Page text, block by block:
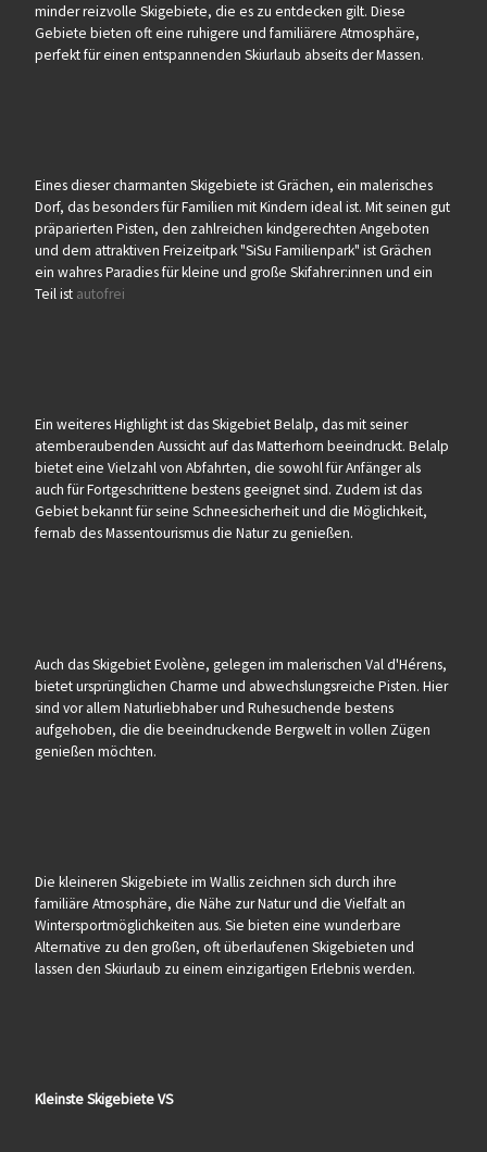
minder reizvolle Skigebiete, die es zu entdecken gilt. Diese
Gebiete bieten oft eine ruhigere und familiärere Atmosphäre,
perfekt für einen entspannenden Skiurlaub abseits der Massen.
Eines dieser charmanten Skigebiete ist Grächen, ein malerisches
Dorf, das besonders für Familien mit Kindern ideal ist. Mit seinen gut
präparierten Pisten, den zahlreichen kindgerechten Angeboten
und dem attraktiven Freizeitpark "SiSu Familienpark" ist Grächen
ein wahres Paradies für kleine und große Skifahrer:innen und ein
Teil ist autofrei
Ein weiteres Highlight ist das Skigebiet Belalp, das mit seiner
atemberaubenden Aussicht auf das Matterhorn beeindruckt. Belalp
bietet eine Vielzahl von Abfahrten, die sowohl für Anfänger als
auch für Fortgeschrittene bestens geeignet sind. Zudem ist das
Gebiet bekannt für seine Schneesicherheit und die Möglichkeit,
fernab des Massentourismus die Natur zu genießen.
Auch das Skigebiet Evolène, gelegen im malerischen Val d'Hérens,
bietet ursprünglichen Charme und abwechslungsreiche Pisten. Hier
sind vor allem Naturliebhaber und Ruhesuchende bestens
aufgehoben, die die beeindruckende Bergwelt in vollen Zügen
genießen möchten.
Die kleineren Skigebiete im Wallis zeichnen sich durch ihre
familiäre Atmosphäre, die Nähe zur Natur und die Vielfalt an
Wintersportmöglichkeiten aus. Sie bieten eine wunderbare
Alternative zu den großen, oft überlaufenen Skigebieten und
lassen den Skiurlaub zu einem einzigartigen Erlebnis werden.
Kleinste Skigebiete VS